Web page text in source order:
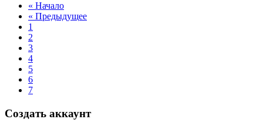
« Начало
« Предыдущее
1
2
3
4
5
6
7
Создать аккаунт